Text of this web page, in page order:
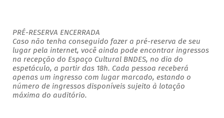
PRÉ-RESERVA ENCERRADA
Caso não tenha conseguido fazer a pré-reserva de seu
lugar pela internet, você ainda pode encontrar ingressos
na recepção do Espaço Cultural BNDES, no dia do
espetáculo, a partir das 18h. Cada pessoa receberá
apenas um ingresso com lugar marcado, estando o
número de ingressos disponíveis sujeito à lotação
máxima do auditório.